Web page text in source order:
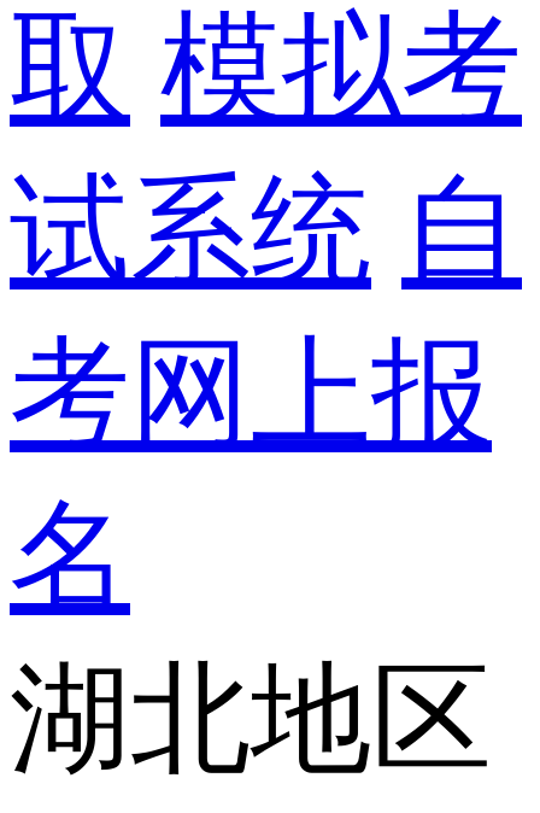
取 模拟考
试系统 自
考网上报
名
湖北地区